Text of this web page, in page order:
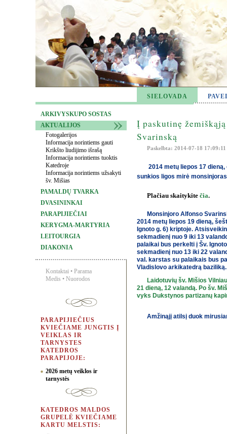
SIELOVADA
ARKIVYSKUPO SOSTAS
AKTUALIJOS
Fotogalerijos
Informacija norintiems gauti
Krikšto liudijimo išrašą
Informacija norintiems tuoktis
Katedroje
Informacija norintiems užsakyti
šv. Mišias
PAMALDŲ TVARKA
DVASININKAI
PARAPIJIEČIAI
KERYGMA-MARTYRIA
LEITOURGIA
DIAKONIA
Kontaktai • Parama
Medis • Nuorodos
PARAPIJIEČIUS
KVIEČIAME JUNGTIS Į
VEIKLAS IR
TARNYSTES
KATEDROS
PARAPIJOJE:
2026 metų veiklos ir
tarnystės
KATEDROS MALDOS
GRUPELĖ KVIEČIAME
KARTU MELSTIS:
Į paskutinę
Svarinską
Paskelbta: 2014-07-18 17:09:11
2014 metų liepos 17
sunkios ligos mirė
Plačiau skaitykite čia.
Monsinjoro Alfonso
2014 metų liepos 19 dieną,
Ignoto g. 6) kriptoje.
sekmadienį nuo 9 iki 13
palaikai bus perkelti į Šv.
sekmadienį nuo 13 iki 22
val. karstas su palaikais bus
Vladislovo arkikatedrą baziliką.
Laidotuvių šv. Mišios
21 dieną, 12 valandą. Po šv.
vyks Dukstynos partizanų
Amžinąjį atilsį duok